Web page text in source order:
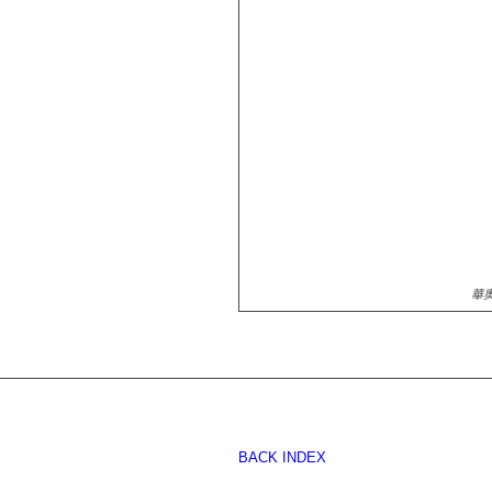
華
BACK INDEX